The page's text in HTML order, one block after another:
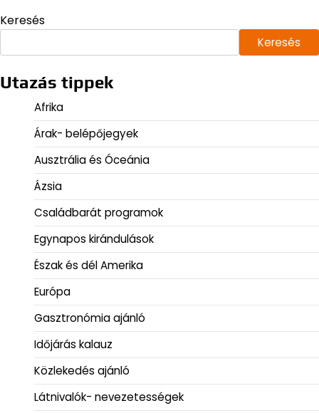
Keresés
Keresés
Utazás tippek
Afrika
Árak- belépőjegyek
Ausztrália és Óceánia
Ázsia
Családbarát programok
Egynapos kirándulások
Észak és dél Amerika
Európa
Gasztronómia ajánló
Időjárás kalauz
Közlekedés ajánló
Látnivalók- nevezetességek